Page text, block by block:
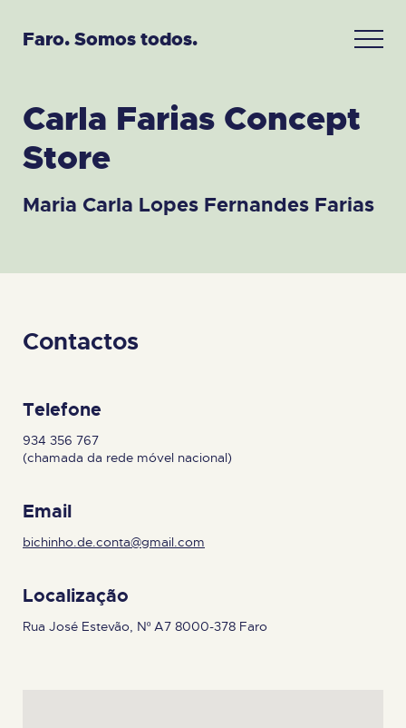
Faro. Somos todos.
Carla Farias Concept
Store
Maria Carla Lopes Fernandes Farias
Contactos
Telefone
934 356 767
(chamada da rede móvel nacional)
Email
bichinho.de.conta@gmail.com
Localização
Rua José Estevão, Nº A7 8000-378 Faro